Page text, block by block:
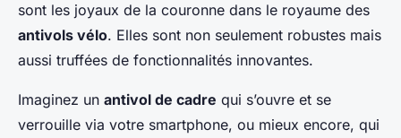
sont les joyaux de la couronne dans le royaume des
antivols vélo. Elles sont non seulement robustes mais
aussi truffées de fonctionnalités innovantes.
Imaginez un antivol de cadre qui s’ouvre et se
verrouille via votre smartphone, ou mieux encore, qui